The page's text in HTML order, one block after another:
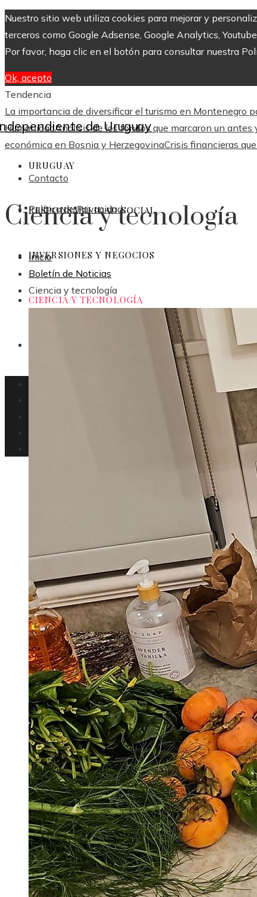
Nuestro sitio web utiliza cookies para mejorar y
terceros como Google Adsense, Google Analytics,
Por favor, haga clic en el botón para consultar nuestra
Ok, acepto
Tendencia
La importancia de diversificar el turismo en Montenegro
HumanidadAnálisis de los fondos que marcaron un
económica en Bosnia y HerzegovinaCrisis financieras
Contacto
Política de Privacidad
URUGUAY
RESPONSABILIDAD SOCIAL
INVERSIONES Y NEGOCIOS
CIENCIA Y TECNOLOGÍA
Ciencia y tecnología
Inicio
Boletín de Noticias
Ciencia y tecnología